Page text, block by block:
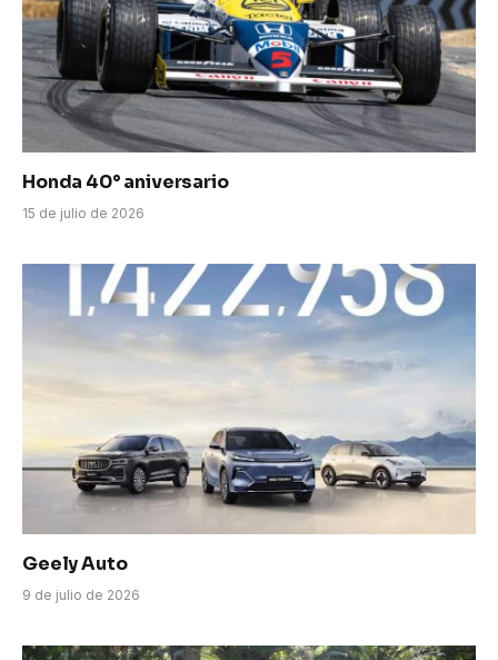
Honda 40° aniversario
15 de julio de 2026
Geely Auto
9 de julio de 2026